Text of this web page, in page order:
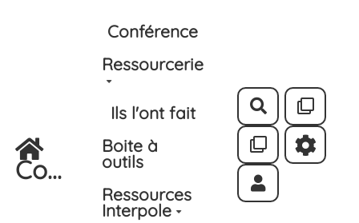
Aller au contenu principal
Co...
Conférence
Ressourcerie
Ils l'ont fait
Boite à
outils
Ressources
Interpole
Rechercher